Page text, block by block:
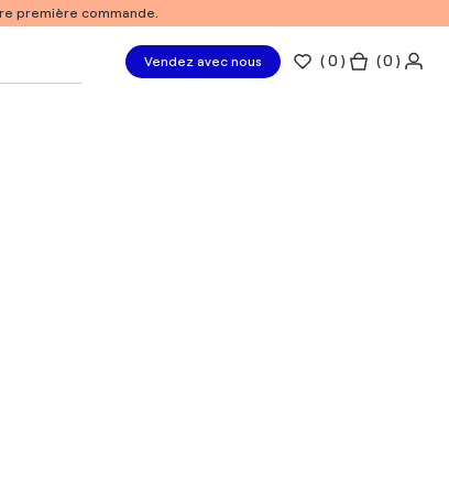
première commande.
Vendez avec nous (0 ) ( 0 )